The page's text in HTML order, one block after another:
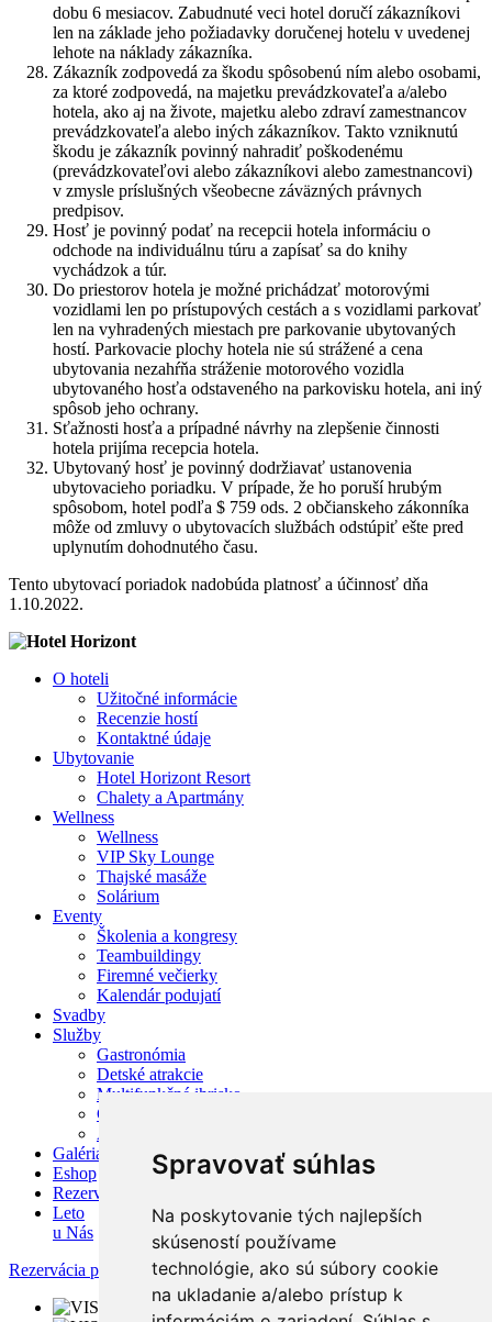
Spravovať súhlas
Na poskytovanie tých najlepších
skúseností používame
technológie, ako sú súbory cookie
na ukladanie a/alebo prístup k
dobu 6 mesiacov. Zabudnuté veci hotel doručí zákazníkovi
len na základe jeho požiadavky doručenej hotelu v uvedenej
lehote na náklady zákazníka.
Zákazník zodpovedá za škodu spôsobenú ním alebo osobami,
za ktoré zodpovedá, na majetku prevádzkovateľa a/alebo
hotela, ako aj na živote, majetku alebo zdraví zamestnancov
prevádzkovateľa alebo iných zákazníkov. Takto vzniknutú
škodu je zákazník povinný nahradiť poškodenému
(prevádzkovateľovi alebo zákazníkovi alebo zamestnancovi)
v zmysle príslušných všeobecne záväzných právnych
predpisov.
Hosť je povinný podať na recepcii hotela informáciu o
odchode na individuálnu túru a zapísať sa do knihy
vychádzok a túr.
Do priestorov hotela je možné prichádzať motorovými
vozidlami len po prístupových cestách a s vozidlami parkovať
len na vyhradených miestach pre parkovanie ubytovaných
hostí. Parkovacie plochy hotela nie sú strážené a cena
ubytovania nezahŕňa stráženie motorového vozidla
ubytovaného hosťa odstaveného na parkovisku hotela, ani iný
spôsob jeho ochrany.
Sťažnosti hosťa a prípadné návrhy na zlepšenie činnosti
hotela prijíma recepcia hotela.
Ubytovaný hosť je povinný dodržiavať ustanovenia
ubytovacieho poriadku. V prípade, že ho poruší hrubým
spôsobom, hotel podľa $ 759 ods. 2 občianskeho zákonníka
môže od zmluvy o ubytovacích službách odstúpiť ešte pred
uplynutím dohodnutého času.
Tento ubytovací poriadok nadobúda platnosť a účinnosť dňa
1.10.2022.
O hoteli
Užitočné informácie
Recenzie hostí
Kontaktné údaje
Ubytovanie
Hotel Horizont Resort
Chalety a Apartmány
Wellness
Wellness
VIP Sky Lounge
Thajské masáže
Solárium
Eventy
Školenia a kongresy
Teambuildingy
Firemné večierky
Kalendár podujatí
Svadby
Služby
Gastronómia
Detské atrakcie
Multifunkčné ihrisko
Cyklistika a Športové služby
Aktivity v okolí
Galéria
Eshop
Rezervácia
Leto
u Nás
Rezervácia pobytu